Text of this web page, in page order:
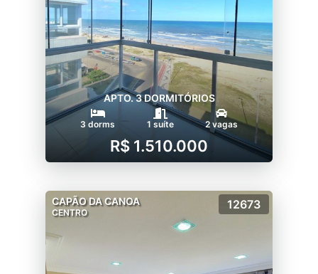
APTO. 3 DORMITÓRIOS
3 dorms 1 suíte 2 vagas
R$ 1.510.000
CAPÃO DA CANOA
CENTRO
12673